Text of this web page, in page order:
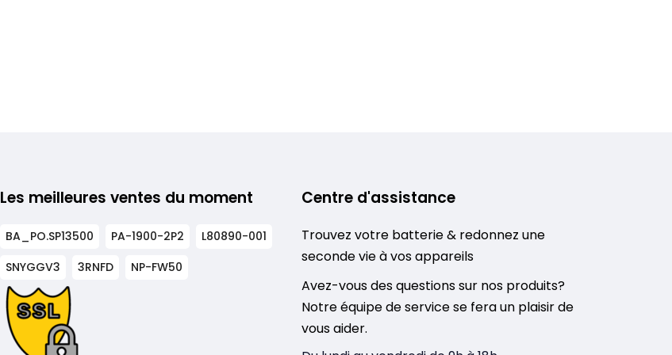
Les meilleures ventes du moment
BA_PO.SP13500 PA-1900-2P2
L80890-001
SNYGGV3
3RNFD NP-FW50
Centre d'assistance
Trouvez votre batterie & redonnez une
seconde vie à vos appareils
Avez-vous des questions sur nos produits?
Notre équipe de service se fera un plaisir de
vous aider.